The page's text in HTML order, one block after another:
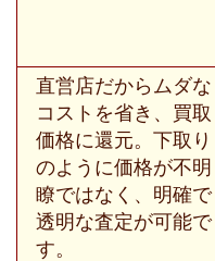
直営店だからムダな
コストを省き、買取
価格に還元。下取り
のように価格が不明
瞭ではなく、明確で
透明な査定が可能で
す。